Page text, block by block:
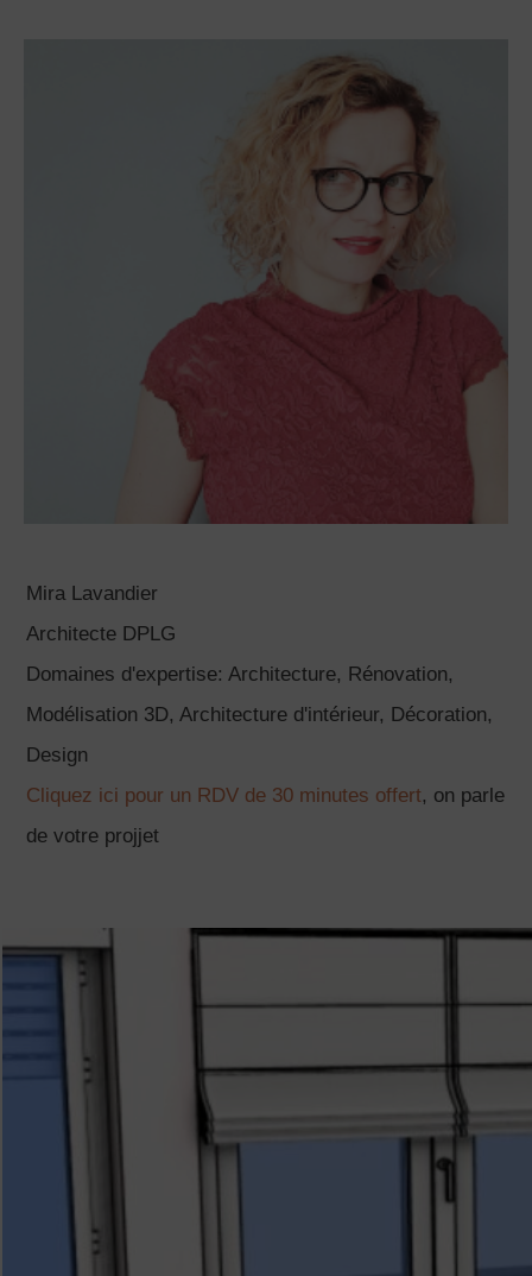
Mira Lavandier
Architecte DPLG
Domaines d'expertise: Architecture, Rénovation,
Modélisation 3D, Architecture d'intérieur, Décoration,
Design
Cliquez ici pour un RDV de 30 minutes offert, on parle
de votre projjet